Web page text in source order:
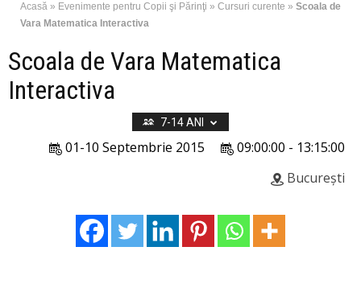
Acasă » Evenimente pentru Copii şi Părinţi » Cursuri curente » Scoala de
Vara Matematica Interactiva
Scoala de Vara Matematica
Interactiva
7-14 ANI
09:00:00 - 13:15:00
01-10 Septembrie 2015
București